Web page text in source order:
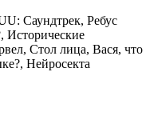
Саундтрек, Ребус
Исторические
Стол лица, Вася, что
Нейросекта